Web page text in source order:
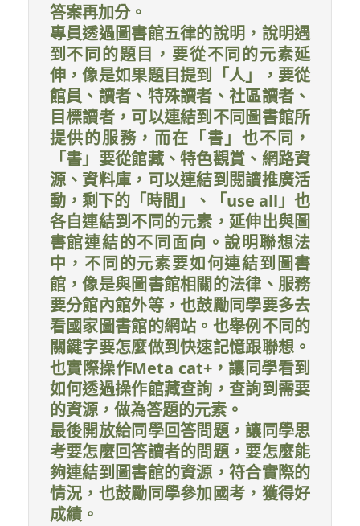
答案再加分。
專員透過圖書館五律的說明，說明遇
到不同的題目，要從不同的元素延
伸，像是如果題目提到「人」，要從
館員、讀者、特殊讀者、社區讀者、
目標讀者，可以連結到不同圖書館所
提供的服務，而在「書」也不同，
「書」要從館藏、特色觀賞、網路資
源、資料庫，可以連結到閱讀推廣活
動，剩下的「時間」、「use all」也
各自連結到不同的元素，延伸出與圖
書館連結的不同面向。說明聯想法
中，不同的元素要如何連結到圖書
館，像是與圖書館相關的法律、服務
要分館內館外等，也鼓勵同學要多去
看國家圖書館的網站。也舉例不同的
關鍵字要怎麼做到快速記憶跟聯想。
也實際操作Meta cat+，讓同學看到
如何透過操作館藏查詢，查詢到需要
的資源，做為答題的元素。
最後開放給同學回答問題，讓同學思
考要怎麼回答讀者的問題，要怎麼能
夠連結到圖書館的資源，符合實際的
情況，也鼓勵同學參加國考，獲得好
成績。